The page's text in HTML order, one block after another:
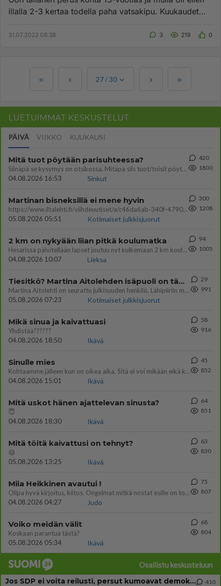
illalla 2-3 kertaa todella paha vatsakipu. Kuukaudet
31.07.2022 08:38 3 219 0
27 /30
LUETUIMMAT KESKUSTELUT
PÄIVÄ VIIKKO KUUKAUSI
Mitä tuot pöytään parisuhteessa?
Siinäpä se kysymys on otsikossa. Mitäpä siis tuot/toisit pöytään parisuhteessa? Oletko mies vai nainen? Koetko sen mitä
04.08.2026 16:53
Sinkut
420
1800
Martinan bisneksillä ei mene hyvin
https://www.iltalehti.fi/viihdeuutiset/a/c46da6ab-340f-4790-aaa7-0865eed2336 Yrityksen konkurssihakemus on tullut kärä
05.08.2026 05:51
Kotimaiset julkkisjuorut
300
1208
2 km on nykyään liian pitkä koulumatka
Hesarissa päivitellään lapset joutuu nyt kulkemaan 2 km kouluun jösses. Ruostefillarilla tuo matka menee vaikka miten äk
04.08.2026 10:07
Lieksa
94
1005
Tiesitkö? Martina Aitolehden isäpuoli on tämä suosittu laulaja
Martina Aitolehti on seurattu julkisuuden henkilö. Lähipiiriin mahtuu muitakin tunnettuja henkilöitä. Tiesitkö, että Ma
05.08.2026 07:23
Kotimaiset julkkisjuorut
29
991
Mikä sinua ja kaivattuasi
Yhdistää??????
04.08.2026 18:50
Ikävä
58
916
Sinulle mies
Kohtaamme jälleen kun on oikea aika. Sitä ei voi mikään eikä kukaan estää <3 <3
04.08.2026 15:01
Ikävä
45
852
Mitä uskot hänen ajattelevan sinusta?
😇
04.08.2026 18:30
Ikävä
64
851
Mitä töitä kaivattusi on tehnyt?
😅
05.08.2026 13:25
Ikävä
63
830
Miia Heikkinen avautui !
Olipa hyvä kirjoitus, kiitos. Ongelmat mitkä nostat esille on todellisia ja tämä ylimielisyys totta ja se näkyy kaikessa
04.08.2026 04:27
Judo
75
807
Voiko meidän välit
Koskaan parantua tästä?
05.08.2026 05:34
Ikävä
68
804
Osallistu keskusteluun
Jos SDP ei voita reilusti, persut kumoavat demokratian Suomesta
410